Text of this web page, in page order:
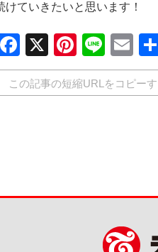
けていきたいと思います！
Facebook
X Line
この記事の短縮URLをコピー